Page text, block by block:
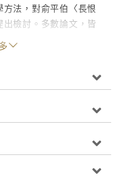
法，對俞平伯〈長恨
檢討。多數論文，皆
所以，也無異是一本
次三篇存師友因緣；末